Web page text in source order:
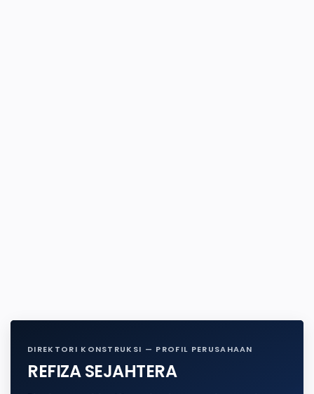
DIREKTORI KONSTRUKSI — PROFIL PERUSAHAAN
REFIZA SEJAHTERA